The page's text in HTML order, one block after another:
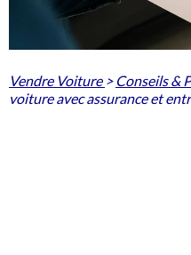
Vendre Voiture > Conseils &
voiture avec assurance et